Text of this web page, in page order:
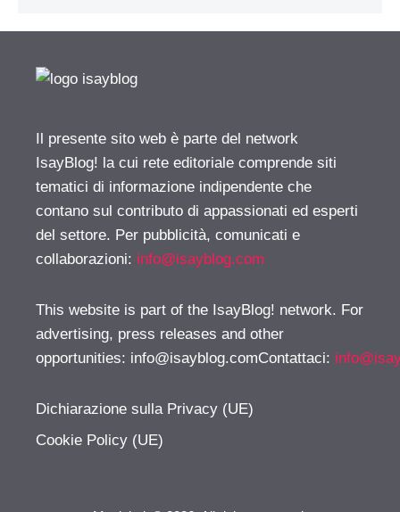
Il presente sito web è parte del network
IsayBlog! la cui rete editoriale comprende siti
tematici di informazione indipendente che
contano sul contributo di appassionati ed esperti
del settore. Per pubblicità, comunicati e
collaborazioni: info@isayblog.com
This website is part of the IsayBlog! network. For
advertising, press releases and other
opportunities: info@isayblog.comContattaci:
Dichiarazione sulla Privacy (UE)
Cookie Policy (UE)